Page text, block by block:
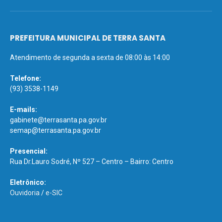
PREFEITURA MUNICIPAL DE TERRA SANTA
Atendimento de segunda a sexta de 08:00 às 14:00
Telefone:
(93) 3538-1149
E-mails:
gabinete@terrasanta.pa.gov.br
semap@terrasanta.pa.gov.br
Presencial:
Rua Dr.Lauro Sodré, Nº 527 – Centro – Bairro: Centro
Eletrônico:
Ouvidoria /e-SIC